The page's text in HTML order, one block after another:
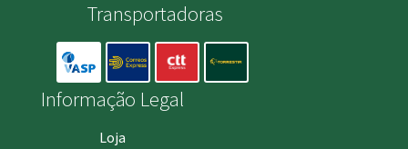
Transportadoras
Informação Legal
Loja